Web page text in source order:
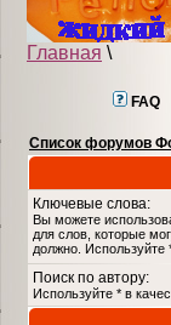
Главная \
FAQ
Список форумов
Ключевые слова:
Вы можете
для слов, которые
должно. Используйте
Поиск по автору:
Используйте * в